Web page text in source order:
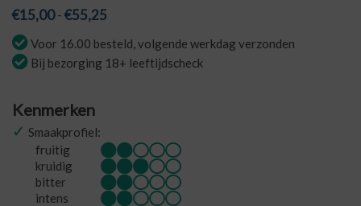
€15,00-€55,25
€15,00
tot
Voor 16.00 besteld, volgende werkdag verzonden
Bij bezorging 18+ leeftijdscheck
Kenmerken
✓ Smaakprofiel:
fruitig
kruidig
bitter
intens